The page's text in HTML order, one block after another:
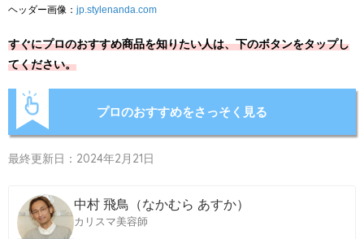
ヘッダー画像： jp.stylenanda.com
すぐにプロのおすすめ商品を知りたい人は、下のボタンをタップし
てください。
プロのおすすめをさっそく見る
最終更新日：2024年2月21日
中村 飛鳥（なかむら あすか）
カリスマ美容師